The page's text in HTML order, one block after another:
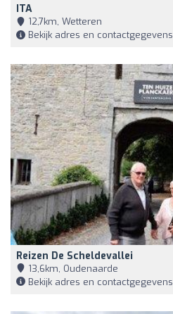
ITA
12,7km, Wetteren
Bekijk adres en contactgegevens
Reizen De Scheldevallei
13,6km, Oudenaarde
Bekijk adres en contactgegevens